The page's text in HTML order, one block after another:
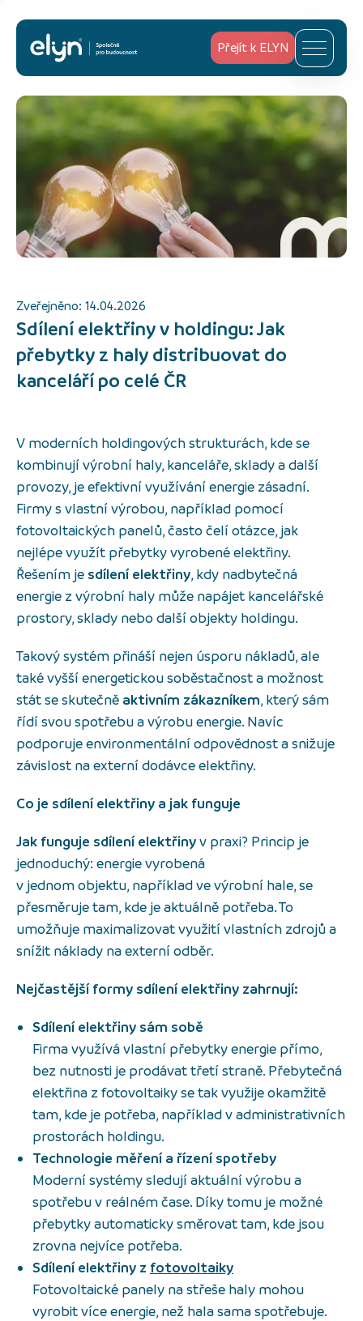
Přejít k ELYN
Sdílení elektřiny v holdingu: Jak
přebytky z haly distribuovat do
kanceláří po celé ČR
Zveřejněno: 14.04.2026
V moderních holdingových strukturách, kde se
kombinují výrobní haly, kanceláře, sklady a další
provozy, je efektivní využívání energie zásadní.
Firmy s vlastní výrobou, například pomocí
fotovoltaických panelů, často čelí otázce, jak
nejlépe využít přebytky vyrobené elektřiny.
Řešením je sdílení elektřiny, kdy nadbytečná
energie z výrobní haly může napájet kancelářské
prostory, sklady nebo další objekty holdingu.
Takový systém přináší nejen úsporu nákladů, ale
také vyšší energetickou soběstačnost a možnost
stát se skutečně aktivním zákazníkem, který sám
řídí svou spotřebu a výrobu energie. Navíc
podporuje environmentální odpovědnost a snižuje
závislost na externí dodávce elektřiny.
Co je sdílení elektřiny a jak funguje
Jak funguje sdílení elektřinyv praxi? Princip je
jednoduchý: energie vyrobená
v jednom objektu, například ve výrobní hale, se
přesměruje tam, kde je aktuálně potřeba. To
umožňuje maximalizovat využití vlastních zdrojů a
snížit náklady na externí odběr.
Nejčastější formy sdílení elektřiny zahrnují:
Sdílení elektřiny sám sobě
Firma využívá vlastní přebytky energie přímo,
bez nutnosti je prodávat třetí straně. Přebytečná
elektřina z fotovoltaiky se tak využije okamžitě
tam, kde je potřeba, například v administrativních
prostorách holdingu.
Technologie měření a řízení spotřeby
Moderní systémy sledují aktuální výrobu a
spotřebu v reálném čase. Díky tomu je možné
přebytky automaticky směrovat tam, kde jsou
zrovna nejvíce potřeba.
Sdílení elektřiny z fotovoltaiky
Fotovoltaické panely na střeše haly mohou
vyrobit více energie, než hala sama spotřebuje.